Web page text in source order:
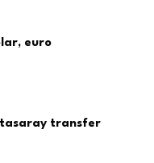
euro
transfer